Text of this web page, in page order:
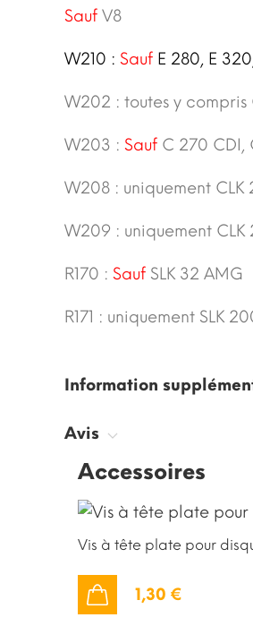
Sauf V8
W210 : Sauf E 280, E
W202 : toutes y compris
W203 : Sauf C 270 CDI,
W208 : uniquement CLK
W209 : uniquement
R170 : Sauf SLK 32 AMG
R171 : uniquement SLK
Information
Avis
Accessoires
Vis à tête plate pour
1,30 €